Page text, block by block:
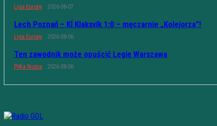
Liga Europy 2026-08-07
Lech Poznań – KÍ Klaksvík 1:0 – męczarnie „Kolejorza”!
Liga Europy 2026-08-06
Ten zawodnik może opuścić Legię Warszawa
Piłka Nożna 2026-08-06